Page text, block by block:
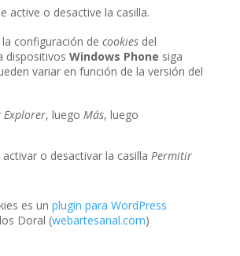
active o desactive la casilla.
configuración de cookiesdel
dispositivos Windows Phone siga
variar en función de la versión del
, luego Más, luego
o desactivar la casilla Permitir
es un plugin para WordPress
Doral (webartesanal.com)